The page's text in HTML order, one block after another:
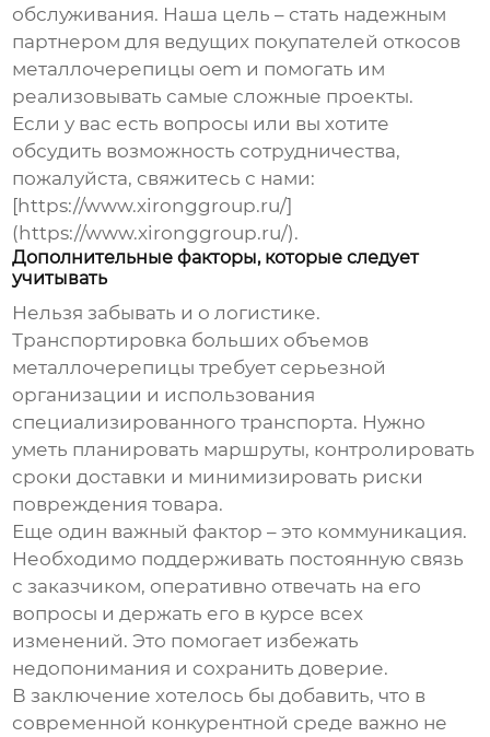
обслуживания. Наша цель – стать надежным
партнером для ведущих покупателей откосов
металлочерепицы oem и помогать им
реализовывать самые сложные проекты.
Если у вас есть вопросы или вы хотите
обсудить возможность сотрудничества,
пожалуйста, свяжитесь с нами:
[https://www.xironggroup.ru/]
(https://www.xironggroup.ru/).
Дополнительные факторы, которые следует
учитывать
Нельзя забывать и о логистике.
Транспортировка больших объемов
металлочерепицы требует серьезной
организации и использования
специализированного транспорта. Нужно
уметь планировать маршруты, контролировать
сроки доставки и минимизировать риски
повреждения товара.
Еще один важный фактор – это коммуникация.
Необходимо поддерживать постоянную связь
с заказчиком, оперативно отвечать на его
вопросы и держать его в курсе всех
изменений. Это помогает избежать
недопонимания и сохранить доверие.
В заключение хотелось бы добавить, что в
современной конкурентной среде важно не